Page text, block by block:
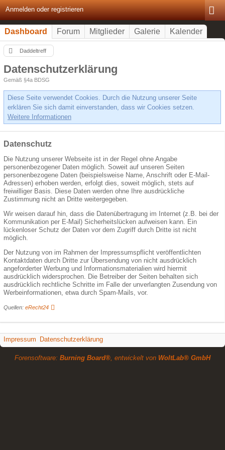
Anmelden oder registrieren
Dashboard Forum Mitglieder Galerie Kalender
Daddeltreff
Datenschutzerklärung
Gemäß §4a BDSG
Diese Seite verwendet Cookies. Durch die Nutzung unserer Seite
erklären Sie sich damit einverstanden, dass wir Cookies setzen.
Weitere Informationen
Datenschutz
Die Nutzung unserer Webseite ist in der Regel ohne Angabe
personenbezogener Daten möglich. Soweit auf unseren Seiten
personenbezogene Daten (beispielsweise Name, Anschrift oder E-Mail-
Adressen) erhoben werden, erfolgt dies, soweit möglich, stets auf
freiwilliger Basis. Diese Daten werden ohne Ihre ausdrückliche
Zustimmung nicht an Dritte weitergegeben.
Wir weisen darauf hin, dass die Datenübertragung im Internet (z.B. bei der
Kommunikation per E-Mail) Sicherheitslücken aufweisen kann. Ein
lückenloser Schutz der Daten vor dem Zugriff durch Dritte ist nicht
möglich.
Der Nutzung von im Rahmen der Impressumspflicht veröffentlichten
Kontaktdaten durch Dritte zur Übersendung von nicht ausdrücklich
angeforderter Werbung und Informationsmaterialien wird hiermit
ausdrücklich widersprochen. Die Betreiber der Seiten behalten sich
ausdrücklich rechtliche Schritte im Falle der unverlangten Zusendung von
Werbeinformationen, etwa durch Spam-Mails, vor.
Quellen: eRecht24
Impressum Datenschutzerklärung
Forensoftware: Burning Board®, entwickelt von WoltLab® GmbH